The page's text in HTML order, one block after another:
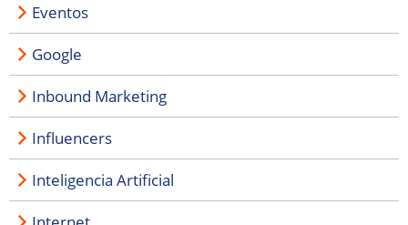
Eventos
Google
Inbound Marketing
Influencers
Inteligencia Artificial